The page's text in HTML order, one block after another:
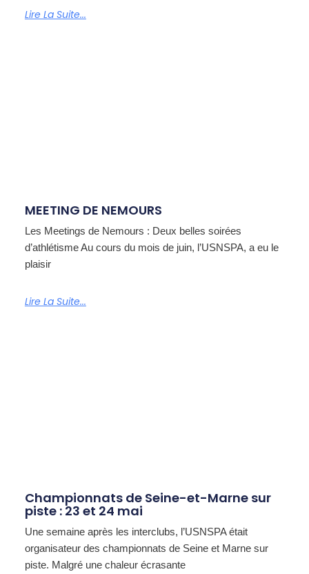
Lire La Suite...
MEETING DE NEMOURS
Les Meetings de Nemours : Deux belles soirées
d’athlétisme Au cours du mois de juin, l’USNSPA, a eu le
plaisir
Lire La Suite...
Championnats de Seine-et-Marne sur
piste : 23 et 24 mai
Une semaine après les interclubs, l’USNSPA était
organisateur des championnats de Seine et Marne sur
piste. Malgré une chaleur écrasante